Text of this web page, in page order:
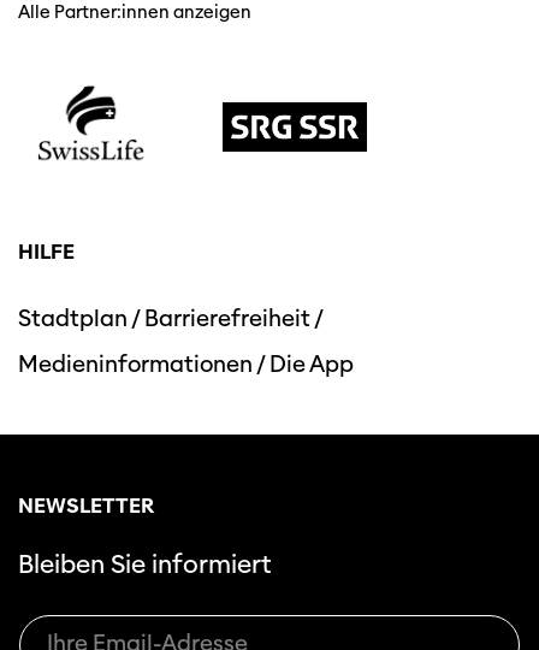
Diese Seite wird mit Internet Explorer
Alle Partner:innen anzeigen
HILFE
Stadtplan /Barrierefreiheit/
Medieninformationen /Die App
NEWSLETTER
Bleiben Sie informiert